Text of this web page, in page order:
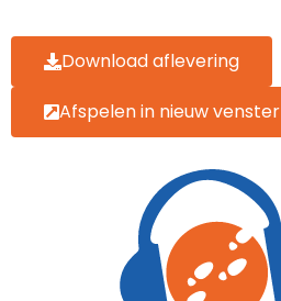
RSS FEED
EMBED
Download aflevering
Afspelen in nieuw venster